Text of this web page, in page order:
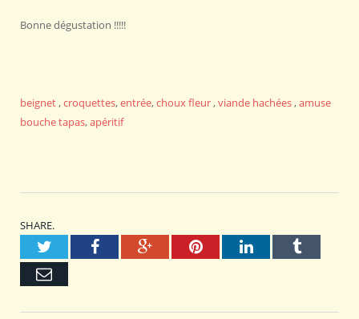
Bonne dégustation !!!!!
beignet ,croquettes,entrée,choux fleur ,viande hachées ,amuse
bouchetapas,apéritif
SHARE.
TwitterFacebookGoogle+PinterestLinkedInTumblr
Email